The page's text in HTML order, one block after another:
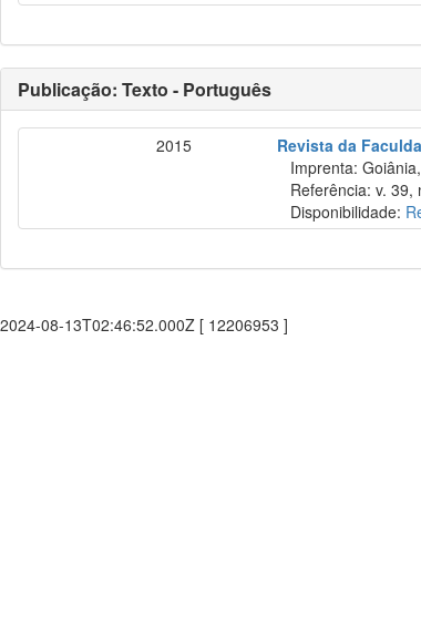
Publicação: Texto - Português
2015 Revista da
Imprenta:
Referência: v. 39,
Disponibilidade:
2024-08-13T02:46:52.000Z [ 12206953 ]